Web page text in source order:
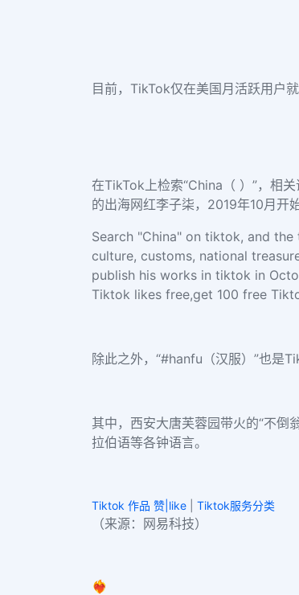
目前，TikTok仅在美国月活跃用户
在TikTok上检索“China（ ）”，相
的出海网红李子柒，2019年10月开
Search "China" on tiktok, and
culture, customs, national
publish his works in tiktok in
Tiktok likes free,get 100 free
除此之外，“#hanfu（汉服）”也是
其中，西安大唐芙蓉园带火的“不
拉伯语等各钟语言。
Tiktok 作品 赞|like Tiktok服务分类
（来源：网易科技）
❤️‍🔥